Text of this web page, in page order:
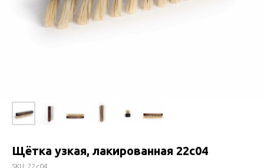
Щётка узкая, лакированная 22с04
SKU: 22с04